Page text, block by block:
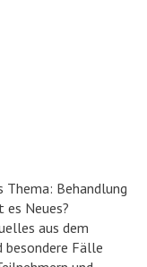
Thema: Behandlung
es Neues?
aus dem
besondere Fälle